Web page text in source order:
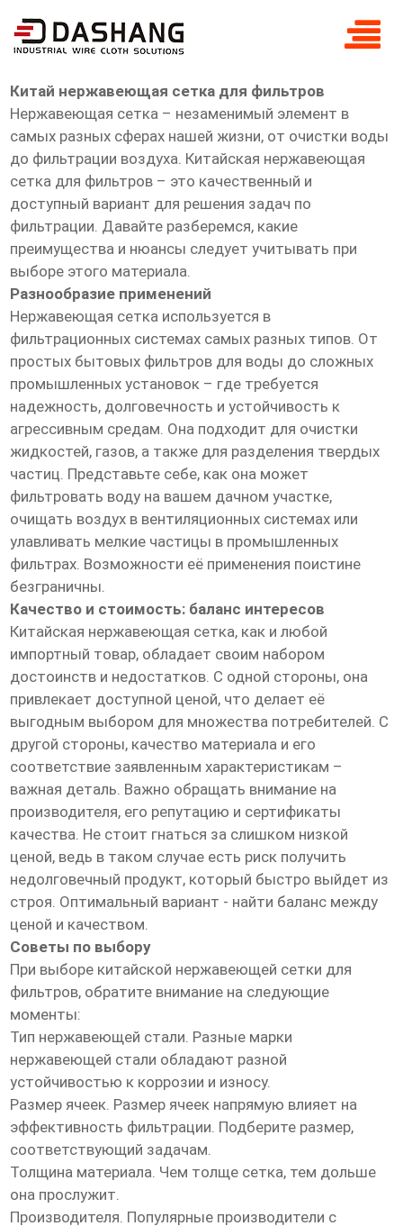
Китай нержавеющая сетка для
фильтров
Китай нержавеющая сетка для фильтров
Нержавеющая сетка – незаменимый элемент в
самых разных сферах нашей жизни, от очистки воды
до фильтрации воздуха. Китайская нержавеющая
сетка для фильтров – это качественный и
доступный вариант для решения задач по
фильтрации. Давайте разберемся, какие
преимущества и нюансы следует учитывать при
выборе этого материала.
Разнообразие применений
Нержавеющая сетка используется в
фильтрационных системах самых разных типов. От
простых бытовых фильтров для воды до сложных
промышленных установок – где требуется
надежность, долговечность и устойчивость к
агрессивным средам. Она подходит для очистки
жидкостей, газов, а также для разделения твердых
частиц. Представьте себе, как она может
фильтровать воду на вашем дачном участке,
очищать воздух в вентиляционных системах или
улавливать мелкие частицы в промышленных
фильтрах. Возможности её применения поистине
безграничны.
Качество и стоимость: баланс интересов
Китайская нержавеющая сетка, как и любой
импортный товар, обладает своим набором
достоинств и недостатков. С одной стороны, она
привлекает доступной ценой, что делает её
выгодным выбором для множества потребителей. С
другой стороны, качество материала и его
соответствие заявленным характеристикам –
важная деталь. Важно обращать внимание на
производителя, его репутацию и сертификаты
качества. Не стоит гнаться за слишком низкой
ценой, ведь в таком случае есть риск получить
недолговечный продукт, который быстро выйдет из
строя. Оптимальный вариант - найти баланс между
ценой и качеством.
Советы по выбору
При выборе китайской нержавеющей сетки для
фильтров, обратите внимание на следующие
моменты:
Тип нержавеющей стали. Разные марки
нержавеющей стали обладают разной
устойчивостью к коррозии и износу.
Размер ячеек. Размер ячеек напрямую влияет на
эффективность фильтрации. Подберите размер,
соответствующий задачам.
Толщина материала. Чем толще сетка, тем дольше
она прослужит.
Производителя. Популярные производители с